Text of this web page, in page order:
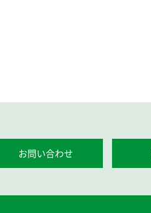
お問い合わせ